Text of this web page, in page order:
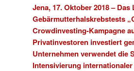
Jena, 17. Oktober 2018 –Das
Gebärmutterhalskrebstests „
Crowdinvesting-Kampagne
Privatinvestoren investiert
Unternehmen verwendet die
Intensivierung